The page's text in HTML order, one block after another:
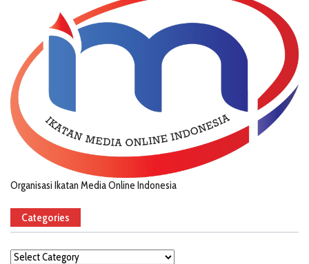
Organisasi Ikatan Media Online Indonesia
Categories
Categories